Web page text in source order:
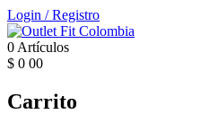
Login /Registro
0 Artículos
$ 0 00
Carrito